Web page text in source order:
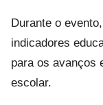
Durante o
indicadores
para os avanços
escolar.